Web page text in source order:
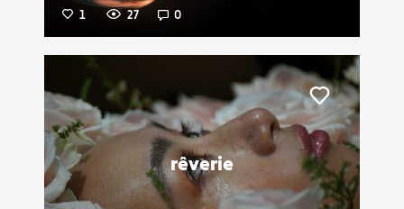
1 27 0
rêverie
Liker